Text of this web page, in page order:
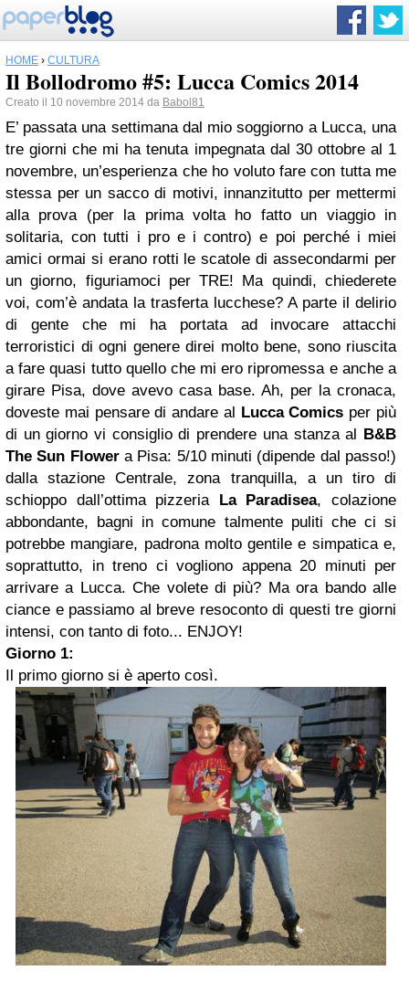
HOME › CULTURA
Il Bollodromo #5: Lucca Comics 2014
Creato il 10 novembre 2014 da Babol81
E’ passata una settimana dal mio soggiorno a Lucca, una
tre giorni che mi ha tenuta impegnata dal 30 ottobre al 1
novembre, un’esperienza che ho voluto fare con tutta me
stessa per un sacco di motivi, innanzitutto per mettermi
alla prova (per la prima volta ho fatto un viaggio in
solitaria, con tutti i pro e i contro) e poi perché i miei
amici ormai si erano rotti le scatole di assecondarmi per
un giorno, figuriamoci per TRE! Ma quindi, chiederete
voi, com’è andata la trasferta lucchese? A parte il delirio
di gente che mi ha portata ad invocare attacchi
terroristici di ogni genere direi molto bene, sono riuscita
a fare quasi tutto quello che mi ero ripromessa e anche a
girare Pisa, dove avevo casa base. Ah, per la cronaca,
doveste mai pensare di andare al Lucca Comics per più
di un giorno vi consiglio di prendere una stanza al B&B
The Sun Flowera Pisa: 5/10 minuti (dipende dal passo!)
dalla stazione Centrale, zona tranquilla, a un tiro di
schioppo dall’ottima pizzeria La Paradisea, colazione
abbondante, bagni in comune talmente puliti che ci si
potrebbe mangiare, padrona molto gentile e simpatica e,
soprattutto, in treno ci vogliono appena 20 minuti per
arrivare a Lucca. Che volete di più? Ma ora bando alle
ciance e passiamo al breve resoconto di questi tre giorni
intensi, con tanto di foto... ENJOY!
Giorno 1:
Il primo giorno si è aperto così.